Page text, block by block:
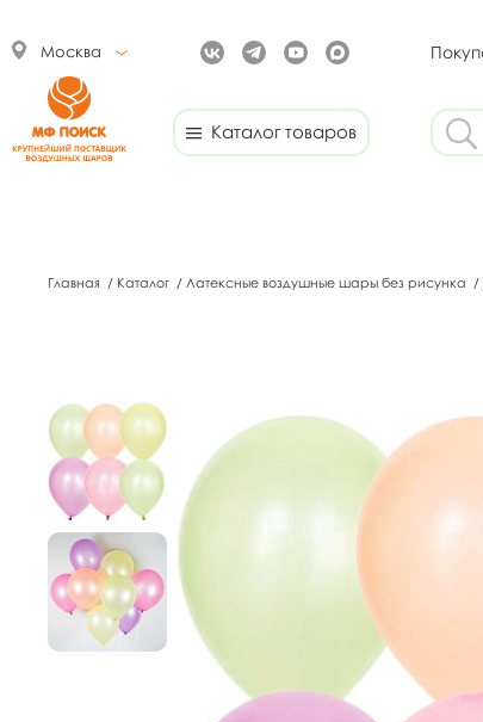
Москва
Каталог товаров
Главная / Каталог / Латексные воздушные шары без рисунка /